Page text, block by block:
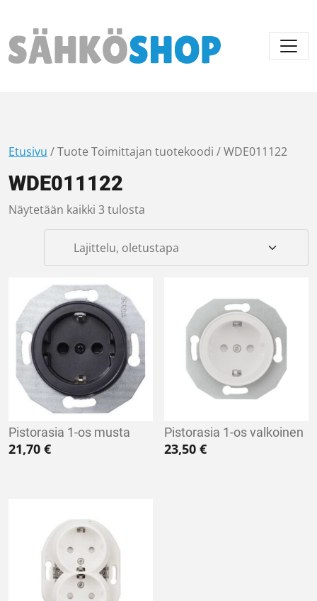
Päävalikko
Etusivu / Tuote Toimittajan tuotekoodi / WDE011122
WDE011122
Näytetään kaikki 3 tulosta
Pistorasia 1-os musta
21,70 €
Pistorasia 1-os valkoinen
23,50€